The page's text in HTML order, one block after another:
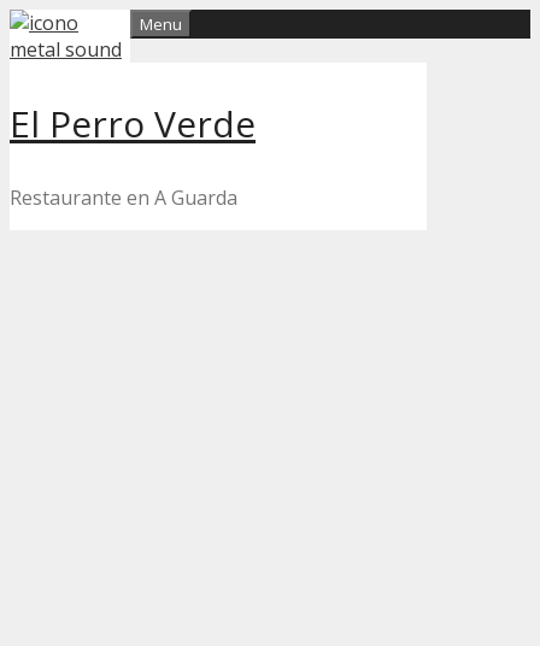
Skip
to
El Perro Verde
Restaurante en A Guarda
Menu